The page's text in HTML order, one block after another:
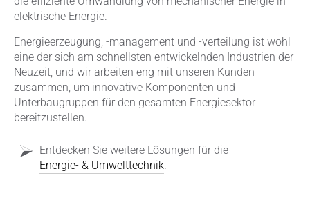
elektrische Energie.
Energieerzeugung, -management und -verteilung ist wohl
eine der sich am schnellsten entwickelnden Industrien der
Neuzeit, und wir arbeiten eng mit unseren Kunden
zusammen, um innovative Komponenten und
Unterbaugruppen für den gesamten Energiesektor
bereitzustellen.
Entdecken Sie weitere Lösungen für die
Energie- & Umwelttechnik.